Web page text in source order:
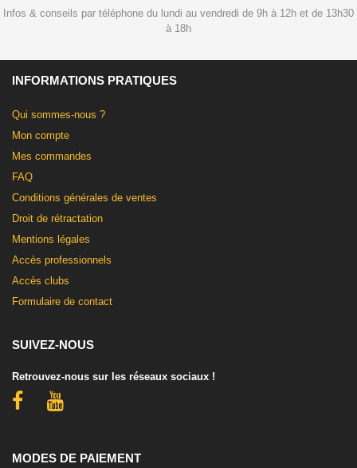
Infos & conseils par téléphone du lundi au vendredi de 9h à 12h et de 13h30
à 18h
INFORMATIONS PRATIQUES
Qui sommes-nous ?
Mon compte
Mes commandes
FAQ
Conditions générales de ventes
Droit de rétractation
Mentions légales
Accès professionnels
Accès clubs
Formulaire de contact
SUIVEZ-NOUS
Retrouvez-nous sur les réseaux sociaux !
MODES DE PAIEMENT